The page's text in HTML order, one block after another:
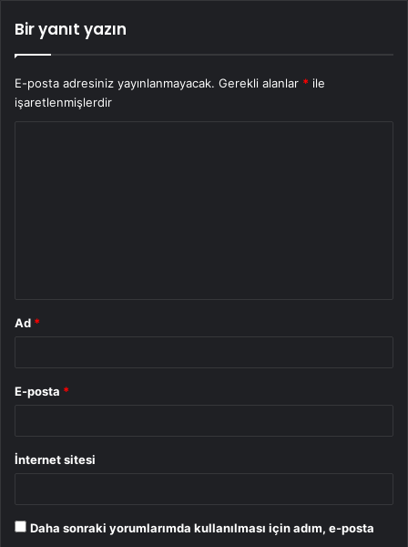
Bir yanıt yazın
E-posta adresiniz yayınlanmayacak. Gerekli alanlar * ile
işaretlenmişlerdir
Ad *
E-posta *
İnternet sitesi
Daha sonraki yorumlarımda kullanılması için adım, e-posta